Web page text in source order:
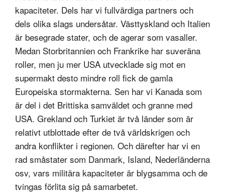
kapaciteter. Dels har vi fullvärdiga partners och
dels olika slags undersåtar. Västtyskland och Italien
är besegrade stater, och de agerar som vasaller.
Medan Storbritannien och Frankrike har suveräna
roller, men ju mer USA utvecklade sig mot en
supermakt desto mindre roll fick de gamla
Europeiska stormakterna. Sen har vi Kanada som
är del i det Brittiska samväldet och granne med
USA. Grekland och Turkiet är två länder som är
relativt utblottade efter de två världskrigen och
andra konflikter i regionen. Och därefter har vi en
rad småstater som Danmark, Island, Nederländerna
osv, vars militära kapaciteter är blygsamma och de
tvingas förlita sig på samarbetet.